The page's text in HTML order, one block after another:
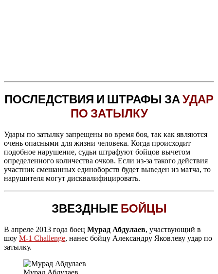
ПОСЛЕДСТВИЯ И ШТРАФЫ ЗАУДАР
ПО ЗАТЫЛКУ
Удары по затылку запрещены во время боя, так как являются
очень опасными для жизни человека. Когда происходит
подобное нарушение, судьи штрафуют бойцов вычетом
определенного количества очков. Если из-за такого действия
участник смешанных единоборств будет выведен из матча, то
нарушителя могут дисквалифицировать.
ЗВЕЗДНЫЕ БОЙЦЫ
В апреле 2013 года боец Мурад Абдулаев, участвующий в
шоу M-1 Challenge, нанес бойцу Александру Яковлеву удар по
затылку.
Мурад Абдулаев